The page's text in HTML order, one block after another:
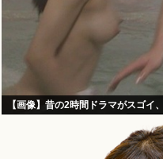
【画像】昔の2時間ドラマがスゴイ